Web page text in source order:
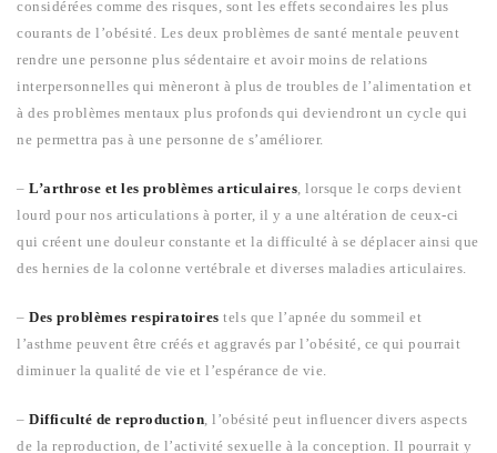
considérées comme des risques, sont les effets secondaires les plus
courants de l’obésité. Les deux problèmes de santé mentale peuvent
rendre une personne plus sédentaire et avoir moins de relations
interpersonnelles qui mèneront à plus de troubles de l’alimentation et
à des problèmes mentaux plus profonds qui deviendront un cycle qui
ne permettra pas à une personne de s’améliorer.
– L’arthrose et les problèmes articulaires, lorsque le corps devient
lourd pour nos articulations à porter, il y a une altération de ceux-ci
qui créent une douleur constante et la difficulté à se déplacer ainsi que
des hernies de la colonne vertébrale et diverses maladies articulaires.
– Des problèmes respiratoires tels que l’apnée du sommeil et
l’asthme peuvent être créés et aggravés par l’obésité, ce qui pourrait
diminuer la qualité de vie et l’espérance de vie.
– Difficulté de reproduction, l’obésité peut influencer divers aspects
de la reproduction, de l’activité sexuelle à la conception. Il pourrait y